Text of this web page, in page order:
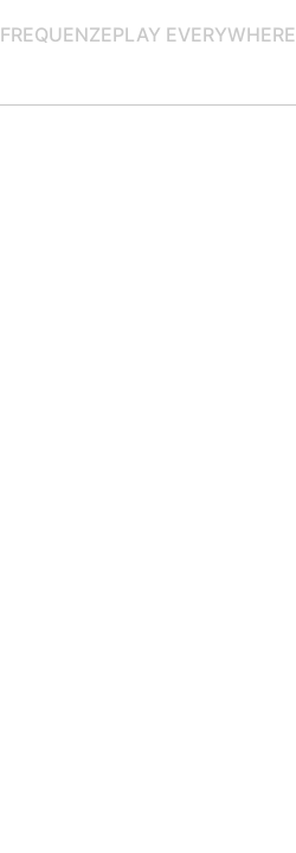
FREQUENZEPLAY EVERYWHERE